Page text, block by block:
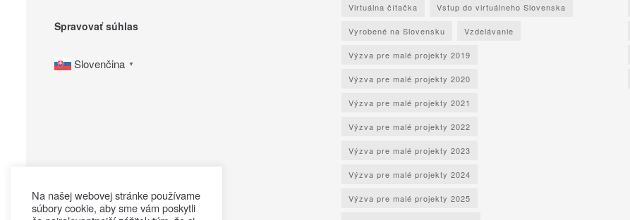
Spravovať súhlas
Slovenčina ▼
Virtuálna čítačka Vstup do virtuálneho Slovenska
Vyrobené na Slovensku Vzdelávanie
Výzva pre malé projekty 2019
Výzva pre malé projekty 2020
Výzva pre malé projekty 2021
Výzva pre malé projekty 2022
Výzva pre malé projekty 2023
Výzva pre malé projekty 2024
Výzva pre malé projekty 2025
Na našej webovej stránke používame
súbory cookie, aby sme vám poskytli